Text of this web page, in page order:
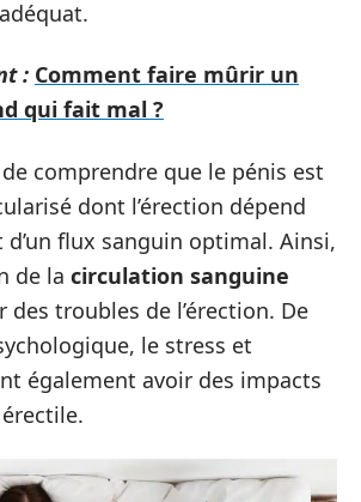
: Comment faire mûrir un
qui fait mal ?
comprendre que le pénis est
dont l’érection dépend
flux sanguin optimal. Ainsi,
de la circulation sanguine
des troubles de l’érection. De
le stress et
également avoir des impacts